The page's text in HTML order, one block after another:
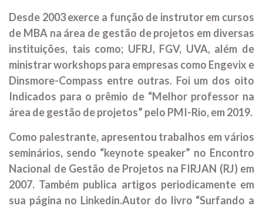
Desde 2003 exerce a função de instrutor em cursos
de MBA na área de gestão de projetos em diversas
instituições, tais como; UFRJ, FGV, UVA, além de
ministrar workshops para empresas como Engevix e
Dinsmore-Compass entre outras. Foi um dos oito
Indicados para o prêmio de “Melhor professor na
área de gestão de projetos” pelo PMI-Rio, em 2019.
Como palestrante, apresentou trabalhos em vários
seminários, sendo “keynote speaker” no Encontro
Nacional de Gestão de Projetos na FIRJAN (RJ) em
2007. Também publica artigos periodicamente em
sua página no Linkedin.Autor do livro “Surfando a